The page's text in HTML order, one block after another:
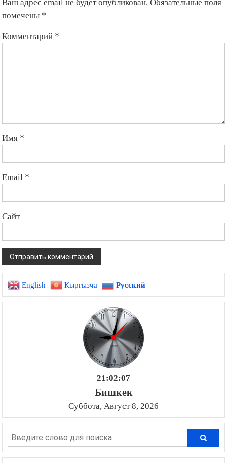
помечены *
Комментарий *
Имя *
Email *
Сайт
English Кыргызча Русский
21:02:08
Бишкек
Суббота, Август 8, 2026